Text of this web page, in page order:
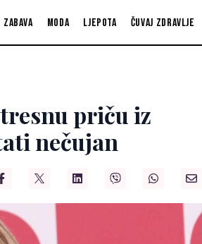
Moda Ljepota Čuvaj zdravlje
priču iz
nečujan